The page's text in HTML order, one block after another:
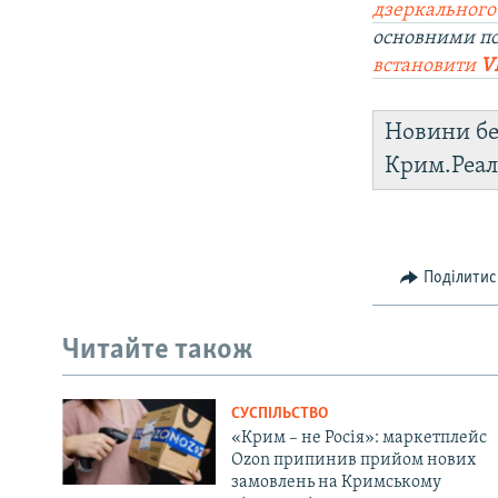
основними
встановити
Новини
Читайте також
СУСПІЛЬСТВО
«Крим – не Росія»: маркетплейс
Ozon припинив прийом нових
замовлень на Кримському